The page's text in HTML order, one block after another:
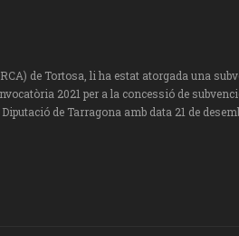
de Tortosa, li ha estat atorgada una
2021 per a la concessió de
de Tarragona amb data 21 de